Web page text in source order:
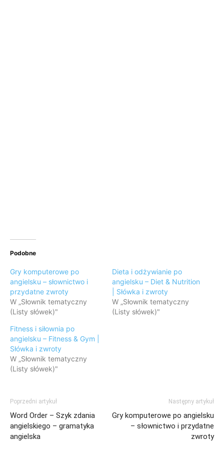
Podobne
Gry komputerowe po
angielsku – słownictwo i
przydatne zwroty
W „Słownik tematyczny
(Listy słówek)"
Dieta i odżywianie po
angielsku – Diet & Nutrition
| Słówka i zwroty
W „Słownik tematyczny
(Listy słówek)"
Fitness i siłownia po
angielsku – Fitness & Gym |
Słówka i zwroty
W „Słownik tematyczny
(Listy słówek)"
Poprzedni artykuł
Word Order – Szyk zdania
angielskiego – gramatyka
angielska
Następny artykuł
Gry komputerowe po angielsku
– słownictwo i przydatne
zwroty